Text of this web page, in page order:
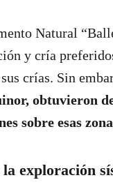
Natural
y cría
crías. Sin
obtuvieron
sobre esas
la exploración